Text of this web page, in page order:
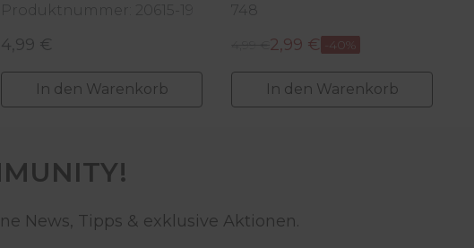
Produktnummer: 20615-19
Regulärer Preis:
4,99 €
In den Warenkorb
748
Verkaufspreis:
Regulärer Preis:
2,99 € -40%
In den Warenkorb
News, Tipps & exklusive Aktionen.